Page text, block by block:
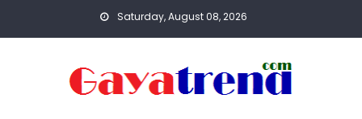
Saturday, August 08, 2026